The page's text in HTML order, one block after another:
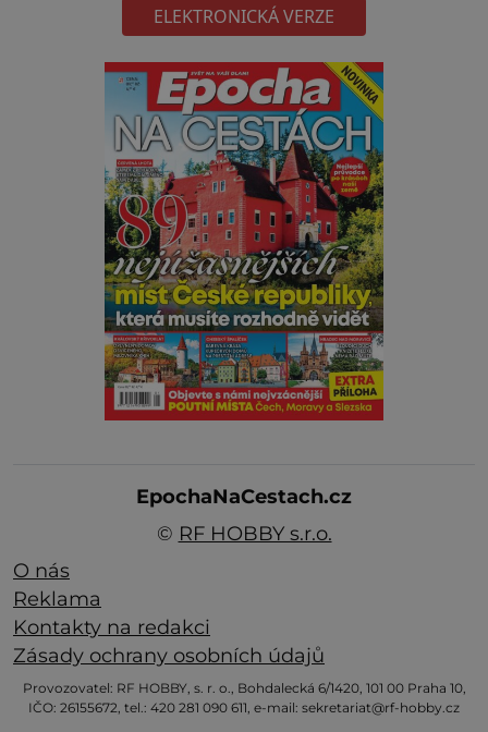
ELEKTRONICKÁ VERZE
EpochaNaCestach.cz
© RF HOBBY s.r.o.
O nás
Reklama
Kontakty na redakci
Zásady ochrany osobních údajů
Provozovatel: RF HOBBY, s. r. o., Bohdalecká 6/1420, 101 00 Praha 10,
IČO: 26155672, tel.: 420 281 090 611, e-mail: sekretariat@rf-hobby.cz